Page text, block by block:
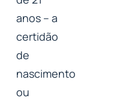
anos – a
certidão
de
nascimento
ou